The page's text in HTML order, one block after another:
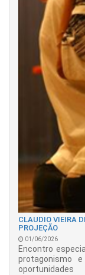
CLAUDIO VIEIRA
PROJEÇÃO
01/06/2026
Encontro
protagonismo
oportunidades